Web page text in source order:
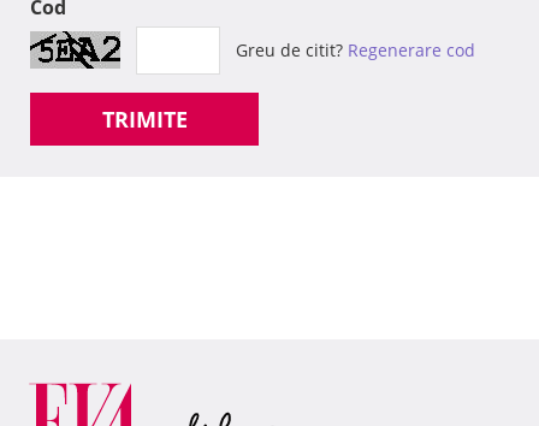
Cod
Greu de citit? Regenerare cod
TRIMITE